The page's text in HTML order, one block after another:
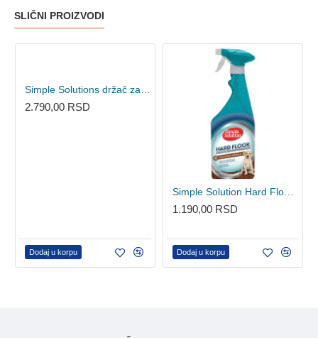
SLIČNI PROIZVODI
2.790,00 RSD
Dodaj u korpu
1.190,00 RSD
Dodaj u korpu